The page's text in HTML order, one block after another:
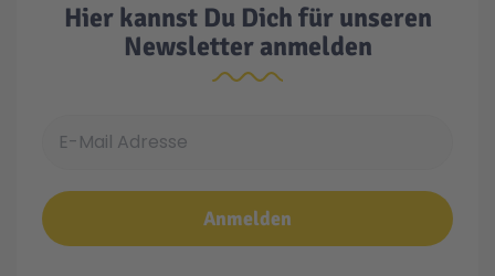
Hier kannst Du Dich für unseren
Newsletter anmelden
Anmelden